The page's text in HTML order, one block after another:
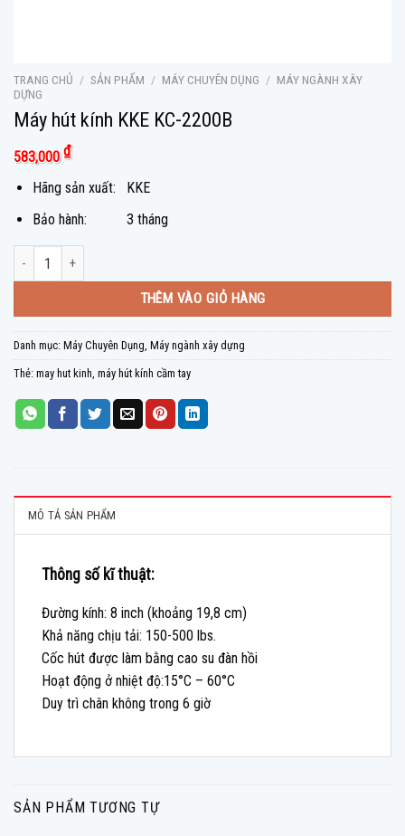
TRANG CHỦ / SẢN PHẨM / MÁY CHUYÊN DỤNG / MÁY NGÀNH XÂY
DỰNG
Máy hút kính KKE KC-2200B
583,000₫
Hãng sản xuất: KKE
Bảo hành: 3 tháng
Máy hút kính KKE KC-2200B số lượng
THÊM VÀO GIỎ HÀNG
Danh mục: Máy Chuyên Dụng, Máy ngành xây dựng
Thẻ: may hut kinh, máy hút kính cầm tay
MÔ TẢ SẢN PHẨM
Thông số kĩ thuật:
Đường kính: 8 inch (khoảng 19,8 cm)
Khả năng chịu tải: 150-500 lbs.
Cốc hút được làm bằng cao su đàn hồi
Hoạt động ở nhiệt độ:15°C – 60°C
Duy trì chân không trong 6 giờ
SẢN PHẨM TƯƠNG TỰ